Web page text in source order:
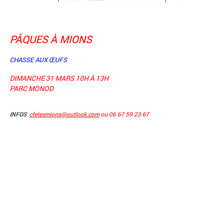
PÂQUES À MIONS
CHASSE AUX ŒUFS
DIMANCHE 31 MARS 10H À 13H
PARC MONOD
INFOS cfetesmions@outlook.comou 06 67 59 23 67